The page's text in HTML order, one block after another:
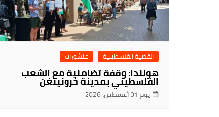
القضية الفلسطينية منشورات
هولندا: وقفة تضامنية مع الشعب
الفلسطيني بمدينة خرونينغن
يوم 01 أغسطس، 2026